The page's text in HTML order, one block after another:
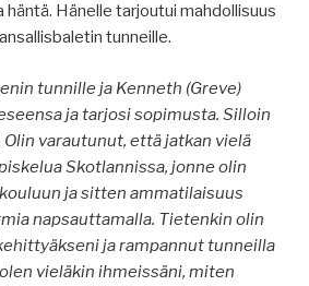
häntä. Hänelle tarjoutui mahdollisuus
tunneille.
tunnille ja Kenneth (Greve)
ja tarjosi sopimusta. Silloin
varautunut, että jatkan vielä
Skotlannissa, jonne olin
ja sitten ammatilaisuus
napsauttamalla. Tietenkin olin
ja rampannut tunneilla
vieläkin ihmeissäni, miten